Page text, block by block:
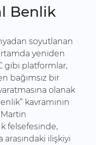
Benlik
soyutlanan
yeniden
gibi platformlar,
bağımsız bir
olanak
kavramının
felsefesinde,
arasındaki ilişkiyi